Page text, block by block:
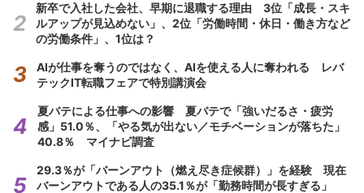
新卒で入社した会社、早期に退職する理由 3位「成長・スキ
ルアップが見込めない」、2位「労働時間・休日・働き方など
の労働条件」、1位は？
AIが仕事を奪うのではなく、AIを使える人に奪われる レバ
テックIT転職フェアで特別講演会
夏バテによる仕事への影響 夏バテで「強いだるさ・疲労
感」51.0％、「やる気が出ない／モチベーションが落ちた」
40.8％ マイナビ調査
29.3％が「バーンアウト（燃え尽き症候群）」を経験 現在
バーンアウトである人の35.1％が「勤務時間が長すぎる」